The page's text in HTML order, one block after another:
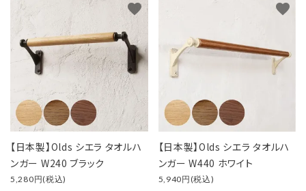
【日本製】Olds シエラ タオルハ
ンガー W240 ブラック
5,280円(税込)
favorite
【日本製】Olds シエラ タオルハ
ンガー W440 ホワイト
5,940円(税込)
favorite